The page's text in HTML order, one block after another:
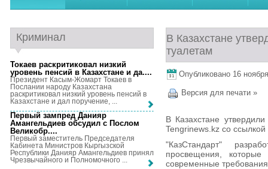
В Казахстане
туалетам
Опубликовано 16
Версия для печати »
В Казахстане
Tengrinews.kz со
"КазСтандарт"
просвещения,
современные
Криминал
Токаев раскритиковал низкий
уровень пенсий в Казахстане и да....
Президент Касым-Жомарт Токаев в
Послании народу Казахстана
раскритиковал низкий уровень пенсий в
Казахстане и дал поручение, ...
Первый зампред Данияр
Амангельдиев обсудил с Послом
Великобр....
Первый заместитель Председателя
Кабинета Министров Кыргызской
Республики Данияр Амангельдиев принял
Чрезвычайного и Полномочного ...